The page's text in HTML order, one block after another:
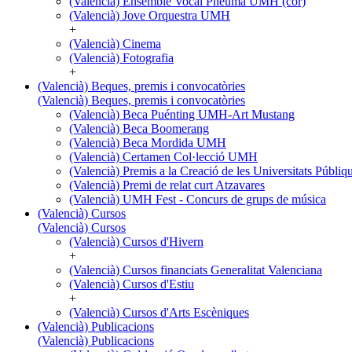
(Valencià) Jove Orquestra UMH
+
(Valencià) Cinema
(Valencià) Fotografia
+
(Valencià) Beques, premis i convocatòries
(Valencià) Beques, premis i convocatòries
(Valencià) Beca Puénting UMH-Art Mustang
(Valencià) Beca Boomerang
(Valencià) Beca Mordida UMH
(Valencià) Certamen Col·lecció UMH
(Valencià) Premis a la Creació de les Universitats
(Valencià) Premi de relat curt Atzavares
(Valencià) UMH Fest - Concurs de grups de música
(Valencià) Cursos
(Valencià) Cursos
(Valencià) Cursos d'Hivern
+
(Valencià) Cursos financiats Generalitat Valenciana
(Valencià) Cursos d'Estiu
+
(Valencià) Cursos d'Arts Escèniques
(Valencià) Publicacions
(Valencià) Publicacions